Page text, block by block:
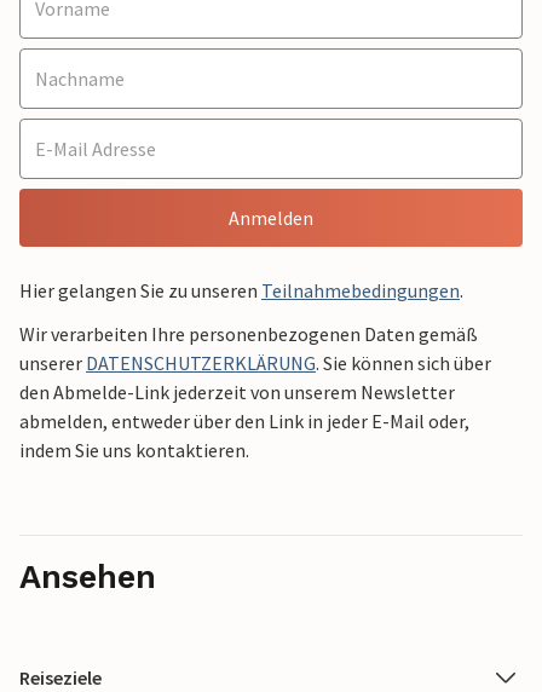
Anmelden
Hier gelangen Sie zu unseren Teilnahmebedingungen.
Wir verarbeiten Ihre personenbezogenen Daten gemäß
unserer DATENSCHUTZERKLÄRUNG. Sie können sich über
den Abmelde-Link jederzeit von unserem Newsletter
abmelden, entweder über den Link in jeder E-Mail oder,
indem Sie uns kontaktieren.
Ansehen
Reiseziele